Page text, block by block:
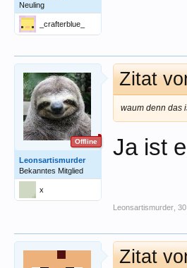
Neuling
_crafterblue_
Offline
Leonsartismurder
Bekanntes Mitglied
x
Zitat
waum denn das
Ja ist
Leonsartismurder
Zitat